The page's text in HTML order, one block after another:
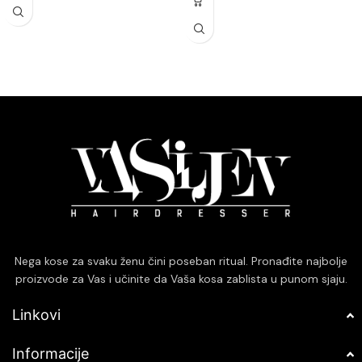
statičkog elektriciteta.
stilizovanju.
postignete željeni izgled, idealno
za užurbane jutarnje rutine.
Izdržljiva konstrukcija garantuje
dugotrajnu upotrebu, pružajući
pouzdanost i kvalitet u
za stilizovanje.
lomljenja vlasi.
prilagođavanje različitim tipovima
kose, pružajući optimalne rezultate
bez pregrevanja.
Ergonomski dizajn i lagana
konstrukcija omogućavaju
Nega kose za svaku ženu čini poseban ritual. Pronađite najbolje
proizvode za Vas i učinite da Vaša kosa zablista u punom sjaju.
Linkovi
Informacije